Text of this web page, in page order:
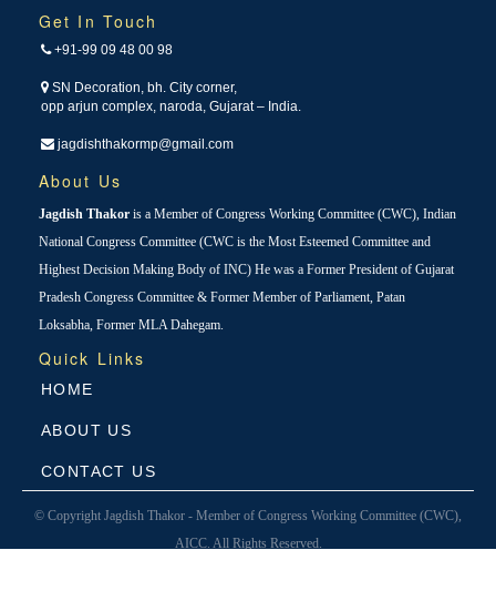
Get In Touch
+91-99 09 48 00 98
SN Decoration, bh. City corner,
opp arjun complex, naroda, Gujarat – India.
jagdishthakormp@gmail.com
About Us
Jagdish Thakor is a Member of Congress Working Committee (CWC), Indian
National Congress Committee (CWC is the Most Esteemed Committee and
Highest Decision Making Body of INC) He was a Former President of Gujarat
Pradesh Congress Committee & Former Member of Parliament, Patan
Loksabha, Former MLA Dahegam.
Quick Links
HOME
ABOUT US
CONTACT US
© Copyright Jagdish Thakor - Member of Congress Working Committee (CWC),
AICC. All Rights Reserved.